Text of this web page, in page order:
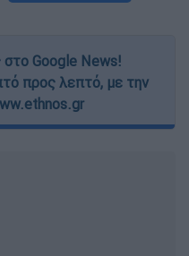
Google News!
προς λεπτό, με την